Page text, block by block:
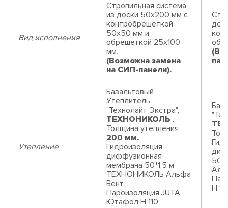
Вид исполнения
Стропильная система
из доски 50х200 мм с
контробрешеткой
50х50 мм и
обрешеткой 25х100
мм.
(Возможна замена
на СИП-панели).
Утепление
Базальтовый
Утеплитель
"Технолайт Экстра",
ТЕХНОНИКОЛЬ .
Толщина утепления
200 мм.
Гидроизоляция -
диффузионная
мембрана 50*1,5 м
ТЕХНОНИКОЛЬ Альфа
Вент.
Пароизоляция JUTA
Ютафол Н 110.
Н